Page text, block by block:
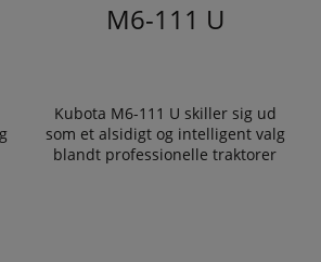
M6-111 U
Kubota M6-111 U skiller sig ud
som et alsidigt og intelligent valg
blandt professionelle traktorer